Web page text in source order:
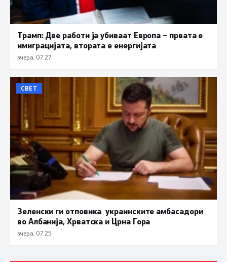
Трамп: Две работи ја убиваат Европа – првата е
имиграцијата, втората е енергијата
вчера, 07:27
СВЕТ
Зеленски ги отповика украинските амбасадори
во Албанија, Хрватска и Црна Гора
вчера, 07:25